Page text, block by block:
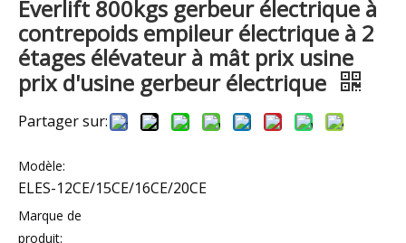
Everlift 800kgs gerbeur électrique à
contrepoids empileur électrique à 2
étages élévateur à mât prix usine
prix d'usine gerbeur électrique
Partager sur:
Modèle:
ELES-12CE/15CE/16CE/20CE
Marque de
produit: